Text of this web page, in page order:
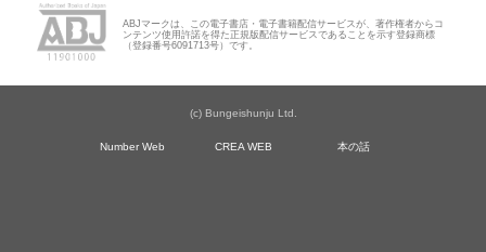
ABJマークは、この電子書店・電子書籍配信サービスが、著作権者からコ
ンテンツ使用許諾を得た正規版配信サービスであることを示す登録商標
（登録番号6091713号）です。
(c) Bungeishunju Ltd.
Number Web CREA WEB 本の話